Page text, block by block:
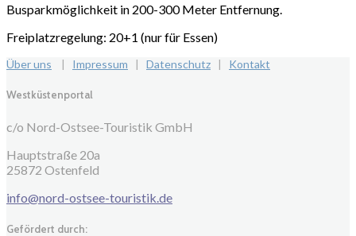
Busparkmöglichkeit in 200-300 Meter Entfernung.
Freiplatzregelung: 20+1 (nur für Essen)
Über uns | Impressum | Datenschutz | Kontakt
Westküstenportal
c/o Nord-Ostsee-Touristik GmbH
Hauptstraße 20a
25872 Ostenfeld
info@nord-ostsee-touristik.de
Gefördert durch: